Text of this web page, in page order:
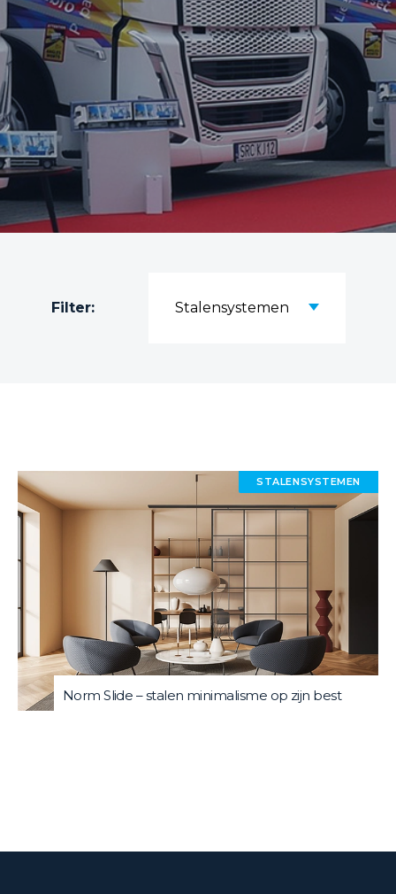
Filter: Stalensystemen
Norm Slide – stalen minimalisme op zijn best
STALENSYSTEMEN